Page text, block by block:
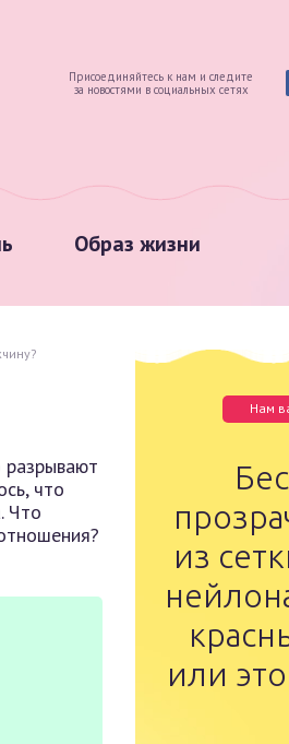
Образ жизни
Присоединяйтесь к нам и следите
за новостями в социальных сетях
что
Что
Нам
из
или